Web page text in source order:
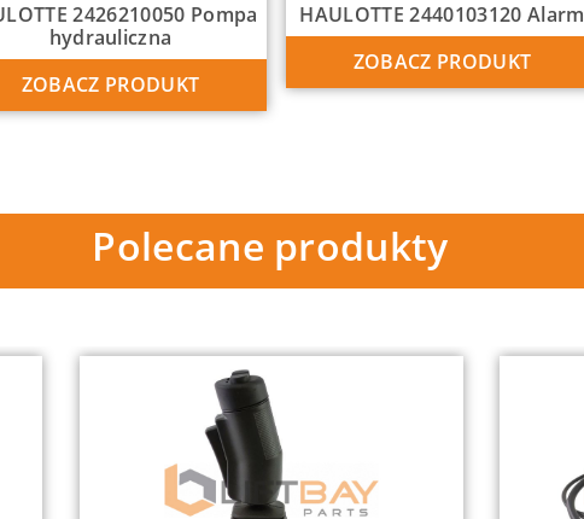
2426210050 Pompa
hydrauliczna
ZOBACZ PRODUKT
HAULOTTE 2440103120 Alarm
ZOBACZ PRODUKT
Polecane produkty